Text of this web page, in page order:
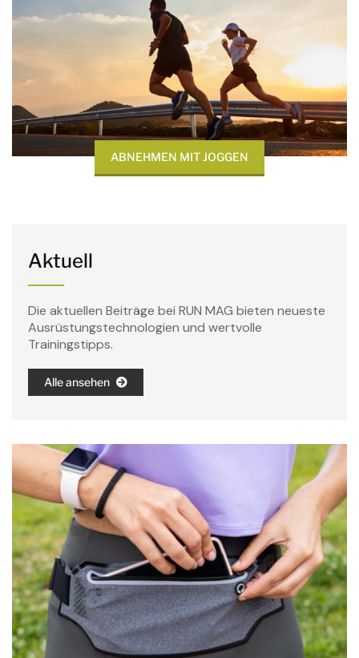
ABNEHMEN MIT JOGGEN
Aktuell
Die aktuellen Beiträge bei RUN MAG bieten neueste
Ausrüstungstechnologien und wertvolle
Trainingstipps.
Alle ansehen